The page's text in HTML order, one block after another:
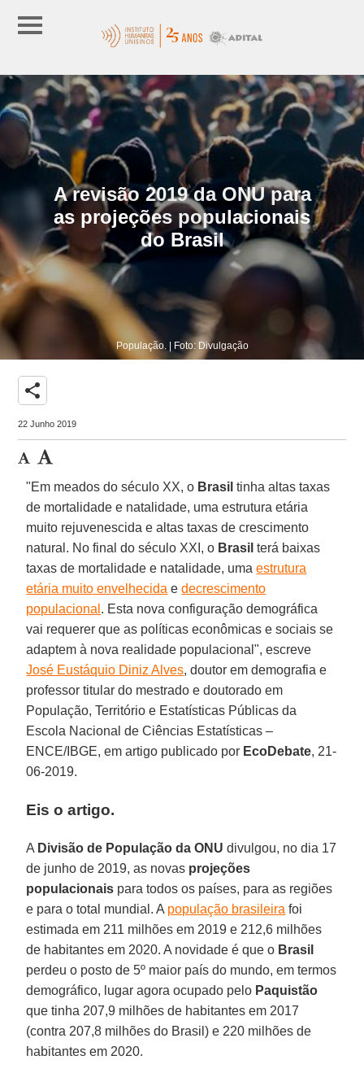
A revisão 2019 da ONU para
as projeções populacionais
do Brasil
População. | Foto: Divulgação
share
22 Junho 2019
"Em meados do século XX, o Brasil tinha altas taxas
de mortalidade e natalidade, uma estrutura etária
muito rejuvenescida e altas taxas de crescimento
natural. No final do século XXI, o Brasil terá baixas
taxas de mortalidade e natalidade, uma estrutura
etária muito envelhecida edecrescimento
populacional . Esta nova configuração demográfica
vai requerer que as políticas econômicas e sociais se
adaptem à nova realidade populacional", escreve
José Eustáquio Diniz Alves, doutor em demografia e
professor titular do mestrado e doutorado em
População, Território e Estatísticas Públicas da
Escola Nacional de Ciências Estatísticas –
ENCE/IBGE, em artigo publicado por EcoDebate, 21-
06-2019.
Eis o artigo.
A Divisão de População da ONU divulgou, no dia 17
de junho de 2019, as novas projeções
populacionais para todos os países, para as regiões
e para o total mundial. A população brasileira foi
estimada em 211 milhões em 2019 e 212,6 milhões
de habitantes em 2020. A novidade é que o Brasil
perdeu o posto de 5º maior país do mundo, em termos
demográfico, lugar agora ocupado pelo Paquistão
que tinha 207,9 milhões de habitantes em 2017
(contra 207,8 milhões do Brasil) e 220 milhões de
habitantes em 2020.